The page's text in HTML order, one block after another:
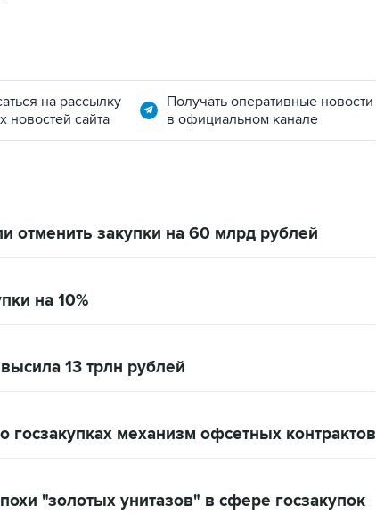
на рассылку
новостей сайта
Получать оперативные новости
в официальном канале
закупки на 60 млрд рублей
на 10%
13 трлн рублей
госзакупках механизм офсетных контрактов
"золотых унитазов" в сфере госзакупок